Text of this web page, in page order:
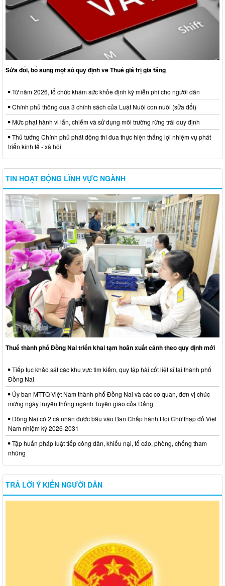
Sửa đổi, bổ sung một số quy định về Thuế giá trị gia tăng
Từ năm 2026, tổ chức khám sức khỏe định kỳ miễn phí cho người dân
Chính phủ thông qua 3 chính sách của Luật Nuôi con nuôi (sửa đổi)
Mức phạt hành vi lấn, chiếm và sử dụng môi trường rừng trái quy định
Thủ tướng Chính phủ phát động thi đua thực hiện thắng lợi nhiệm vụ phát
triển kinh tế - xã hội
TIN HOẠT ĐỘNG LĨNH VỰC NGÀNH
Thuế thành phố Đồng Nai triển khai tạm hoãn xuất cảnh theo quy định mới
Tiếp tục khảo sát các khu vực tìm kiếm, quy tập hài cốt liệt sĩ tại thành phố
Đồng Nai
Ủy ban MTTQ Việt Nam thành phố Đồng Nai và các cơ quan, đơn vị chúc
mừng ngày truyền thống ngành Tuyên giáo của Đảng
Đồng Nai có 2 cá nhân được bầu vào Ban Chấp hành Hội Chữ thập đỏ Việt
Nam nhiệm kỳ 2026-2031
Tập huấn pháp luật tiếp công dân, khiếu nại, tố cáo, phòng, chống tham
nhũng
TRẢ LỜI Ý KIẾN NGƯỜI DÂN